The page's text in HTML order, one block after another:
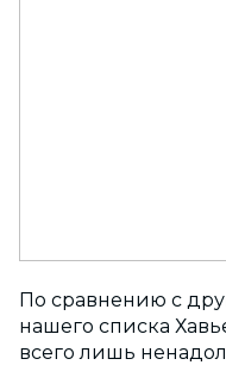
По сравнению с
нашего списка
всего лишь